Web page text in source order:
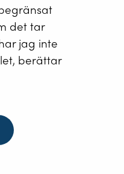
det tar
jag inte
berättar